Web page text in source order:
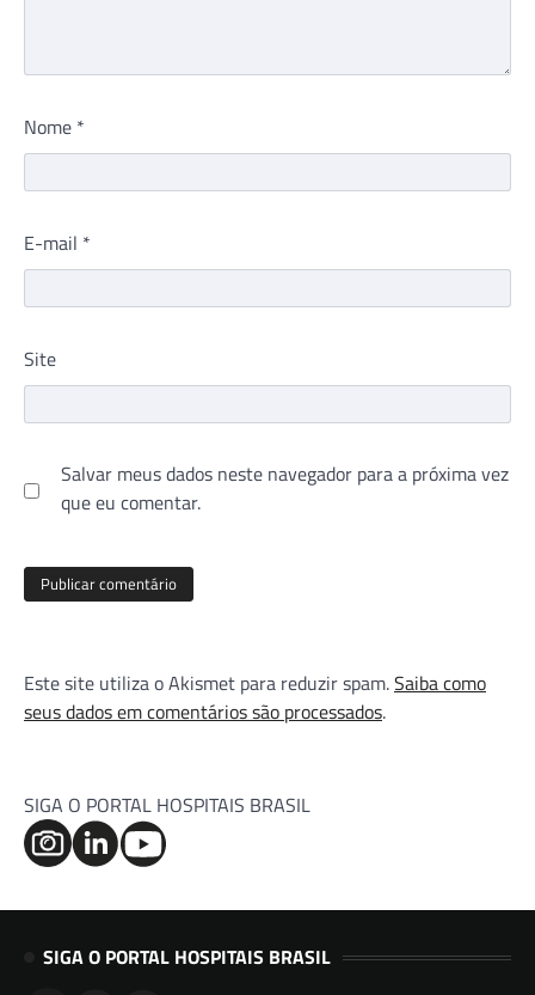
Nome *
E-mail *
Site
Salvar meus dados neste navegador para a próxima vez
que eu comentar.
Este site utiliza o Akismet para reduzir spam.Saiba como
seus dados em comentários são processados.
SIGA O PORTAL HOSPITAIS BRASIL
SIGA O PORTAL HOSPITAIS BRASIL